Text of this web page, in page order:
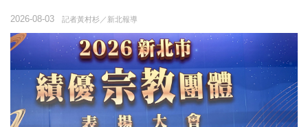
記者黃村杉／新北報導
2026-08-03